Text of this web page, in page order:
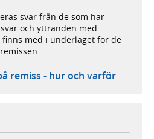
svar från de som har
och yttranden med
med i underlaget för de
remiss - hur och varför